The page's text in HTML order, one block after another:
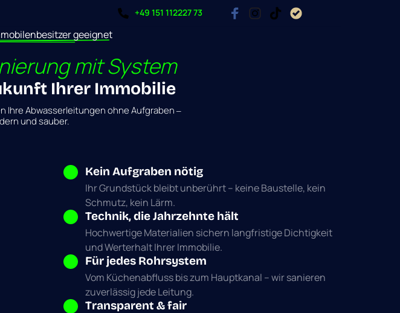
+49 151 112227 73
geeignet
mit System
Ihrer Immobilie
Ihre Abwasserleitungen ohne Aufgraben ‒
und sauber.
Kein Aufgraben nötig
Ihr Grundstück bleibt unberührt – keine Baustelle, kein
Schmutz, kein Lärm.
Technik, die Jahrzehnte hält
Hochwertige Materialien sichern langfristige Dichtigkeit
und Werterhalt Ihrer Immobilie.
Für jedes Rohrsystem
Vom Küchenabfluss bis zum Hauptkanal – wir sanieren
zuverlässig jede Leitung.
Transparent & fair